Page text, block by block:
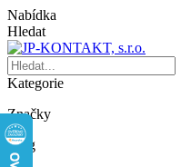
Nabídka
Hledat
Kategorie
Značky
Blog